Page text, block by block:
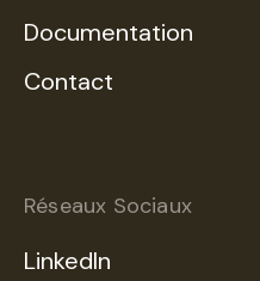
Documentation
Contact
Réseaux Sociaux
LinkedIn